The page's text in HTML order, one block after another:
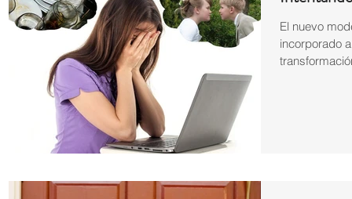
El nuevo
incorporado